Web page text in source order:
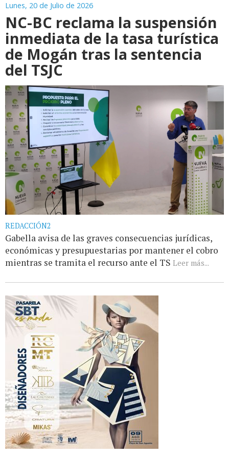
Lunes, 20 de Julio de 2026
NC-BC reclama la suspensión
inmediata de la tasa turística
de Mogán tras la sentencia
del TSJC
REDACCIÓN2
Gabella avisa de las graves consecuencias jurídicas,
económicas y presupuestarias por mantener el cobro
mientras se tramita el recurso ante el TS Leer más...